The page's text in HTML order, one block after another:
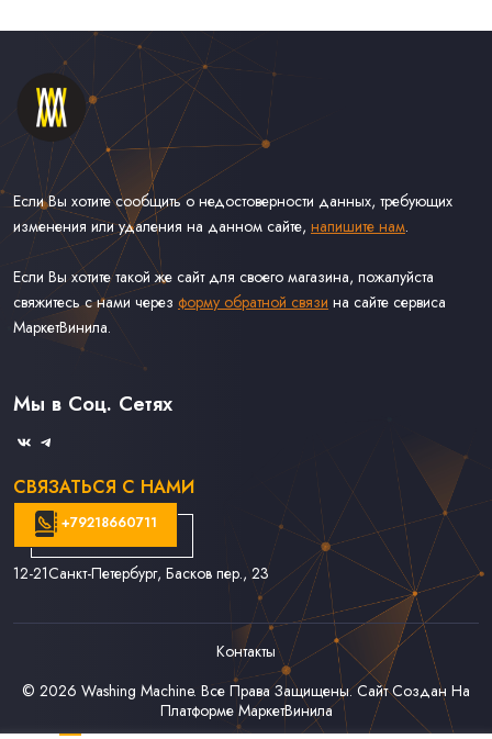
Если Вы хотите сообщить о недостоверности данных, требующих
изменения или удаления на данном сайте, напишите нам.
Если Вы хотите такой же сайт для своего магазина, пожалуйста
свяжитесь с нами через форму обратной связи на сайте сервиса
МаркетВинила.
Каталог Винила, CD и Кассет
Доставка и Оплата
Связаться С Нами
Мы в Соц. Сетях
СВЯЗАТЬСЯ С НАМИ
+79218660711
12-21Санкт-Петербург, Басков пер., 23
Контакты
© 2026 Washing Machine. Все Права Защищены. Сайт Создан На
Платформе МаркетВинила